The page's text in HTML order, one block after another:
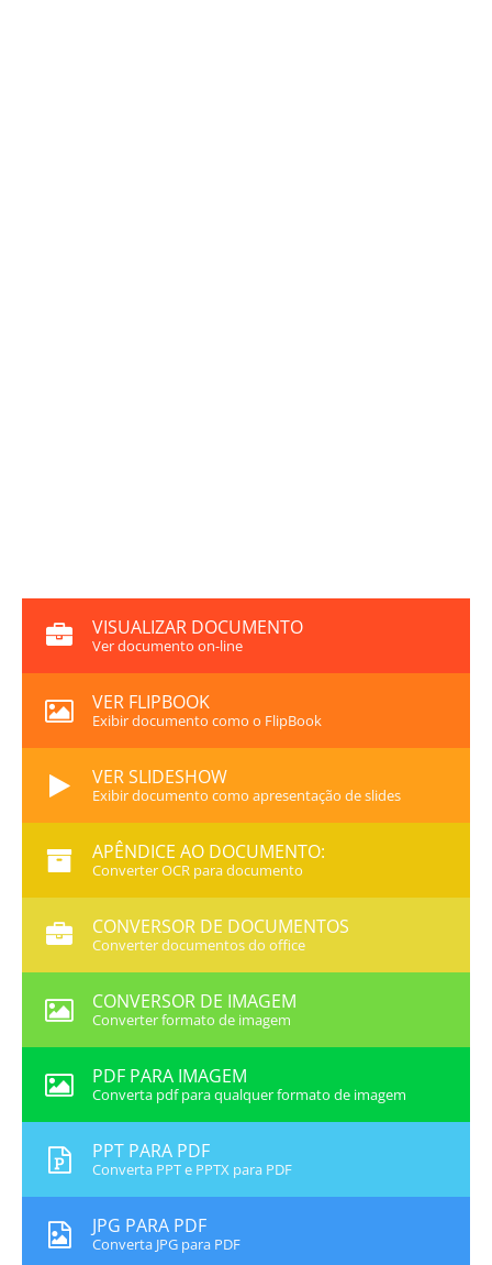
VISUALIZAR DOCUMENTO
Ver documento on-line
VER FLIPBOOK
Exibir documento como o FlipBook
VER SLIDESHOW
Exibir documento como apresentação de slides
APÊNDICE AO DOCUMENTO:
Converter OCR para documento
CONVERSOR DE DOCUMENTOS
Converter documentos do office
CONVERSOR DE IMAGEM
Converter formato de imagem
PDF PARA IMAGEM
Converta pdf para qualquer formato de imagem
PPT PARA PDF
Converta PPT e PPTX para PDF
JPG PARA PDF
Converta JPG para PDF